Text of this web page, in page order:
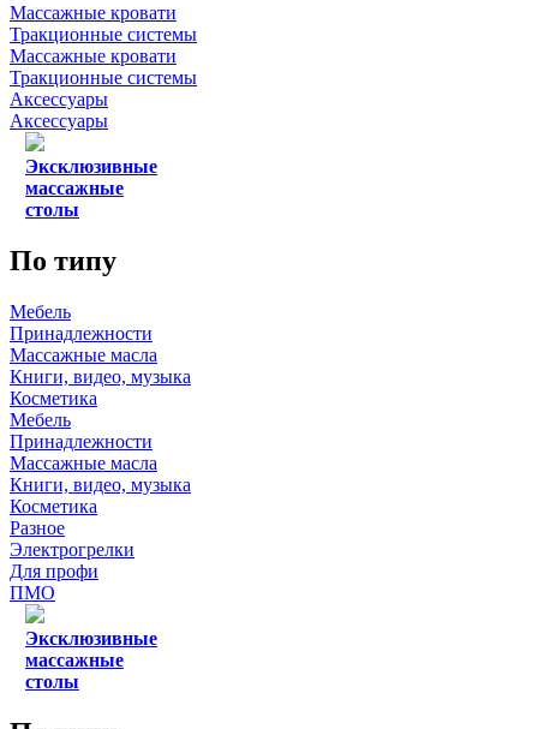
Массажные кровати
Тракционные системы
Массажные кровати
Тракционные системы
Аксессуары
Аксессуары
Эксклюзивные
массажные
столы
По типу
Мебель
Принадлежности
Массажные масла
Книги, видео, музыка
Косметика
Мебель
Принадлежности
Массажные масла
Книги, видео, музыка
Косметика
Разное
Электрогрелки
Для профи
ПМО
Эксклюзивные
массажные
столы